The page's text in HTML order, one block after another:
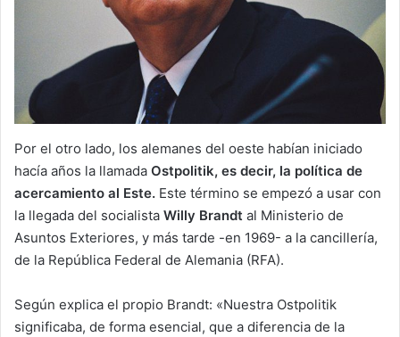
Por el otro lado, los alemanes del oeste habían iniciado
hacía años la llamada Ostpolitik, es decir, la política de
acercamiento al Este. Este término se empezó a usar con
la llegada del socialista Willy Brandt al Ministerio de
Asuntos Exteriores, y más tarde -en 1969- a la cancillería,
de la República Federal de Alemania (RFA).
Según explica el propio Brandt: «Nuestra Ostpolitik
significaba, de forma esencial, que a diferencia de la